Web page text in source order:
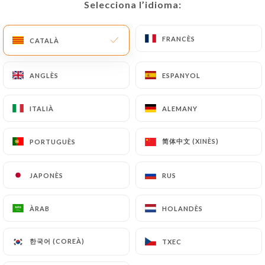
Selecciona l’idioma:
CATALÀ FRANCÈS
ANGLÈS ESPANYOL
ITALIÀ ALEMANY
PORTUGUÈS 简体中文 (XINÈS)
JAPONÈS RUS
ÀRAB HOLANDÈS
한국어 (COREÀ) TXEC
INICI/CONTACTAR
Best of india
Selecciona l’idioma:
CATALÀ FRANCÈS
ANGLÈS ESPANYOL
ITALIÀ ALEMANY
PORTUGUÈS 简体中文 (XINÈS)
JAPONÈS RUS
ÀRAB HOLANDÈS
한국어 (COREÀ) TXEC